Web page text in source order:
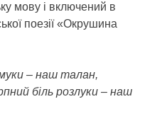
мову і включений в
поезії «Окрушина
– наш талан,
біль розлуки – наш